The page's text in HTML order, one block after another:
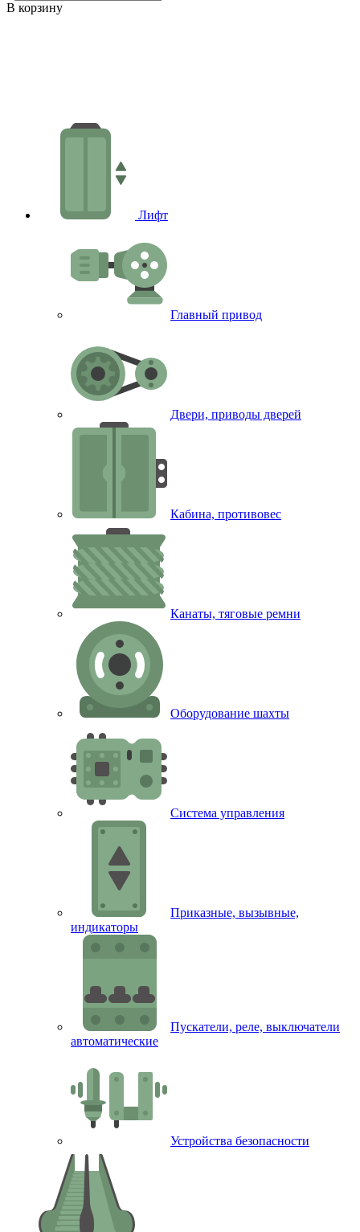
В корзину
Лифт
Главный привод
Двери, приводы дверей
Кабина, противовес
Канаты, тяговые ремни
Оборудование шахты
Система управления
Приказные, вызывные,
индикаторы
Пускатели, реле, выключатели
автоматические
Устройства безопасности